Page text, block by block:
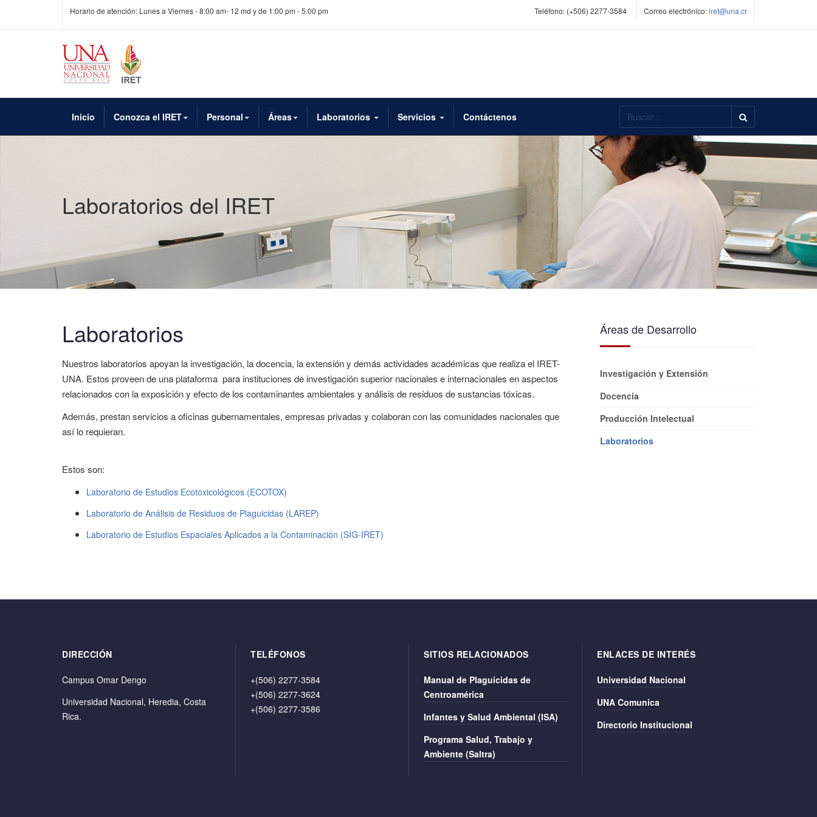
Horario de atención: Lunes a Viernes - 8:00 am- 12 md y de 1:00 pm - 5:00 pm Teléfono: (+506) 2277-3584 Correo electrónico:iret@una.cr
Inicio Conozca el IRET Personal Áreas Laboratorios Servicios Contáctenos Buscar...
Laboratorios del IRET
Laboratorios
Nuestros laboratorios apoyan la investigación, la docencia, la extensión y demás actividades académicas que realiza el IRET-
UNA. Estos proveen de una plataforma para instituciones de investigación superior nacionales e internacionales en aspectos
relacionados con la exposición y efecto de los contaminantes ambientales y análisis de residuos de sustancias tóxicas.
Además, prestan servicios a oficinas gubernamentales, empresas privadas y colaboran con las comunidades nacionales que
así lo requieran.
Estos son:
Laboratorio de Estudios Ecotoxicológicos (ECOTOX)
Laboratorio de Análisis de Residuos de Plaguicidas (LAREP)
Laboratorio de Estudios Espaciales Aplicados a la Contaminación (SIG-IRET)
Áreas de Desarrollo
Investigación y Extensión
Docencia
Producción Intelectual
Laboratorios
DIRECCIÓN
Campus Omar Dengo
Universidad Nacional, Heredia, Costa
Rica.
TELÉFONOS
+(506) 2277-3584
+(506) 2277-3624
+(506) 2277-3586
SITIOS RELACIONADOS
Manual de Plaguicidas de
Centroamérica
Infantes y Salud Ambiental (ISA)
Programa Salud, Trabajo y
Ambiente (Saltra)
ENLACES DE INTERÉS
Universidad Nacional
UNA Comunica
Directorio Institucional